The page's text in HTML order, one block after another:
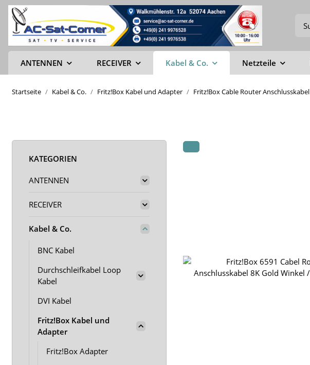
ANTENNEN RECEIVER Kabel & Co. Netzteile
Startseite Kabel & Co. Fritz!Box Kabel und Adapter Fritz!Box Cable Router Anschlusskabel
KATEGORIEN
ANTENNEN
RECEIVER
Kabel & Co.
BNC Kabel
Durchschleifkabel Loop
Kabel
DVI Kabel
Fritz!Box Kabel und
Adapter
Fritz!Box Adapter